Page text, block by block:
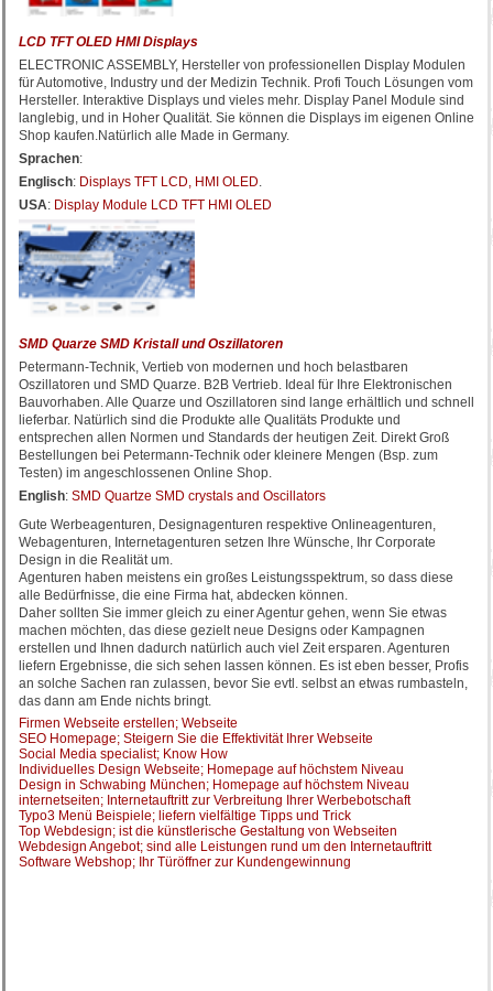
LCD TFT OLED HMI Displays
ELECTRONIC ASSEMBLY, Hersteller von professionellen Display Modulen
für Automotive, Industry und der Medizin Technik. Profi Touch Lösungen vom
Hersteller. Interaktive Displays und vieles mehr. Display Panel Module sind
langlebig, und in Hoher Qualität. Sie können die Displays im eigenen Online
Shop kaufen.Natürlich alle Made in Germany.
Sprachen:
Englisch: Displays TFT LCD, HMI OLED.
USA: Display Module LCD TFT HMI OLED
SMD Quarze SMD Kristall und Oszillatoren
Petermann-Technik, Vertieb von modernen und hoch belastbaren
Oszillatoren und SMD Quarze. B2B Vertrieb. Ideal für Ihre Elektronischen
Bauvorhaben. Alle Quarze und Oszillatoren sind lange erhältlich und schnell
lieferbar. Natürlich sind die Produkte alle Qualitäts Produkte und
entsprechen allen Normen und Standards der heutigen Zeit. Direkt Groß
Bestellungen bei Petermann-Technik oder kleinere Mengen (Bsp. zum
Testen) im angeschlossenen Online Shop.
English: SMD Quartze SMD crystals and Oscillators
Gute Werbeagenturen, Designagenturen respektive Onlineagenturen,
Webagenturen, Internetagenturen setzen Ihre Wünsche, Ihr Corporate
Design in die Realität um.
Agenturen haben meistens ein großes Leistungsspektrum, so dass diese
alle Bedürfnisse, die eine Firma hat, abdecken können.
Daher sollten Sie immer gleich zu einer Agentur gehen, wenn Sie etwas
machen möchten, das diese gezielt neue Designs oder Kampagnen
erstellen und Ihnen dadurch natürlich auch viel Zeit ersparen. Agenturen
liefern Ergebnisse, die sich sehen lassen können. Es ist eben besser, Profis
an solche Sachen ran zulassen, bevor Sie evtl. selbst an etwas rumbasteln,
das dann am Ende nichts bringt.
Firmen Webseite erstellen; Webseite
SEO Homepage; Steigern Sie die Effektivität Ihrer Webseite
Social Media specialist; Know How
Individuelles Design Webseite; Homepage auf höchstem Niveau
Design in Schwabing München; Homepage auf höchstem Niveau
internetseiten; Internetauftritt zur Verbreitung Ihrer Werbebotschaft
Typo3 Menü Beispiele; liefern vielfältige Tipps und Trick
Top Webdesign; ist die künstlerische Gestaltung von Webseiten
Webdesign Angebot; sind alle Leistungen rund um den Internetauftritt
Software Webshop; Ihr Türöffner zur Kundengewinnung